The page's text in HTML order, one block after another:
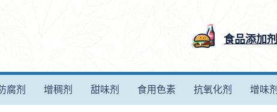
食品添加剂
腐剂 增稠剂 甜味剂 食用色素 抗氧化剂 增味剂